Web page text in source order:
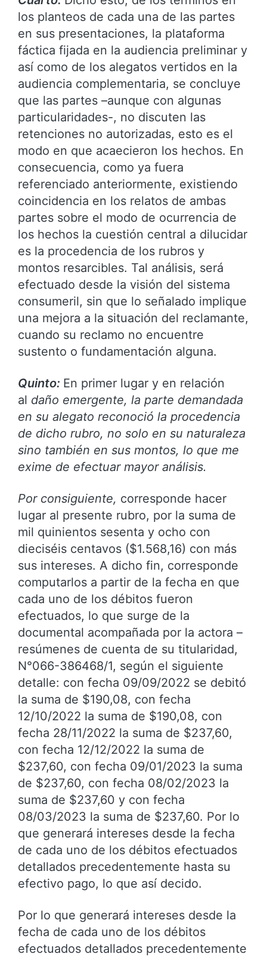
los planteos de cada una de las partes
en sus presentaciones, la plataforma
fáctica fijada en la audiencia preliminar y
así como de los alegatos vertidos en la
audiencia complementaria, se concluye
que las partes –aunque con algunas
particularidades-, no discuten las
retenciones no autorizadas, esto es el
modo en que acaecieron los hechos. En
consecuencia, como ya fuera
referenciado anteriormente, existiendo
coincidencia en los relatos de ambas
partes sobre el modo de ocurrencia de
los hechos la cuestión central a dilucidar
es la procedencia de los rubros y
montos resarcibles. Tal análisis, será
efectuado desde la visión del sistema
consumeril, sin que lo señalado implique
una mejora a la situación del reclamante,
cuando su reclamo no encuentre
sustento o fundamentación alguna.
Quinto: En primer lugar y en relación
al daño emergente, la parte demandada
en su alegato reconoció la procedencia
de dicho rubro, no solo en su naturaleza
sino también en sus montos, lo que me
exime de efectuar mayor análisis.
Por consiguiente, corresponde hacer
lugar al presente rubro, por la suma de
mil quinientos sesenta y ocho con
dieciséis centavos ($1.568,16) con más
sus intereses. A dicho fin, corresponde
computarlos a partir de la fecha en que
cada uno de los débitos fueron
efectuados, lo que surge de la
documental acompañada por la actora –
resúmenes de cuenta de su titularidad,
N°066-386468/1, según el siguiente
detalle: con fecha 09/09/2022 se debitó
la suma de $190,08, con fecha
12/10/2022 la suma de $190,08, con
fecha 28/11/2022 la suma de $237,60,
con fecha 12/12/2022 la suma de
$237,60, con fecha 09/01/2023 la suma
de $237,60, con fecha 08/02/2023 la
suma de $237,60 y con fecha
08/03/2023 la suma de $237,60. Por lo
que generará intereses desde la fecha
de cada uno de los débitos efectuados
detallados precedentemente hasta su
efectivo pago, lo que así decido.
Por lo que generará intereses desde la
fecha de cada uno de los débitos
efectuados detallados precedentemente